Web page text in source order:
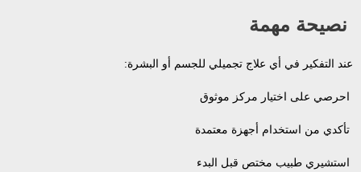
نصيحة مهمة
عند التفكير في أي علاج تجميلي للجسم أو البشرة:
احرصي على اختيار مركز موثوق
تأكدي من استخدام أجهزة معتمدة
استشيري طبيب مختص قبل البدء